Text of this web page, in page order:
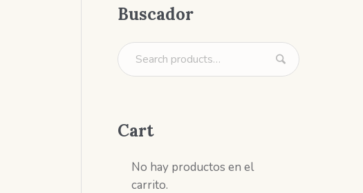
Buscador
Cart
No hay productos en el
carrito.